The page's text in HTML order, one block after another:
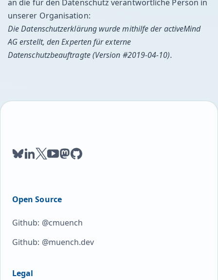
an die für den Datenschutz verantwortliche Person in
unserer Organisation:
Die Datenschutzerklärung wurde mithilfe der activeMind
AG erstellt, den Experten fürexterne
Datenschutzbeauftragte(Version #2019-04-10).
bluesky
linkedin
twitter
youtube
mastodon
github
Open Source
Github: @cmuench
Github: @muench.dev
Legal